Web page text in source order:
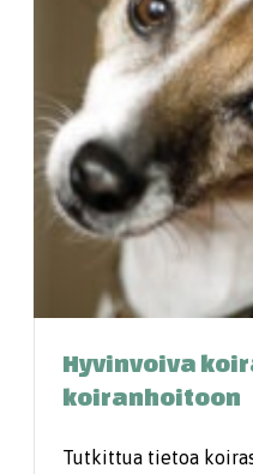
Hyvinvoiva
koiranhoitoon
Tutkittua tietoa